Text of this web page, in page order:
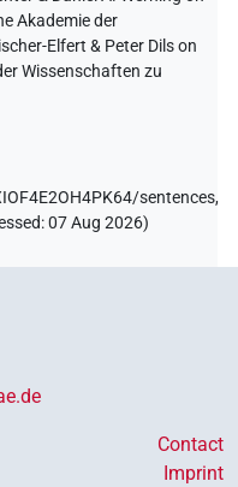
Akademie der
Elfert & Peter Dils on
Wissenschaften zu
sentences,
:07 Aug 2026)
Contact
Imprint